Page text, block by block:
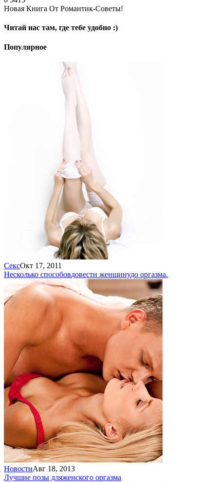
Новая Книга От Романтик-Советы!
Читай нас там, где тебе удобно :)
Популярное
СексОкт 17, 2011
Несколько способовдовести женщинудо оргазма.
НовостиАвг 18, 2013
Лучшие позы дляженского оргазма